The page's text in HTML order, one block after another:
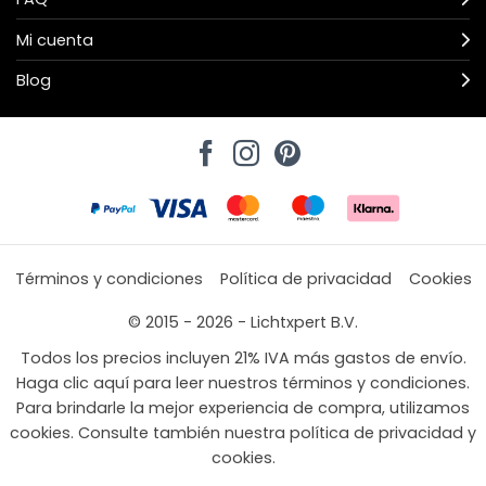
Mi cuenta
Blog
Términos y condiciones Política de privacidad
Cookies
© 2015 - 2026 - Lichtxpert B.V.
Todos los precios incluyen 21% IVA más gastos de envío.
Haga clic aquí para leer nuestros términos y condiciones.
Para brindarle la mejor experiencia de compra, utilizamos
cookies. Consulte también nuestra política de privacidad y
cookies.